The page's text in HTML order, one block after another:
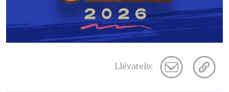
Llévatelo: